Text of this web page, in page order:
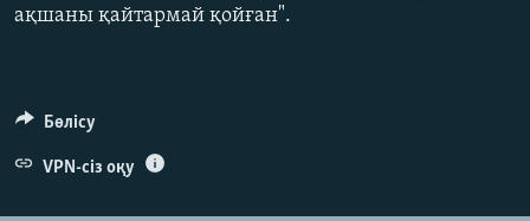
ақшаны қайтармай қойған".
Бөлісу
VPN-сіз оқу